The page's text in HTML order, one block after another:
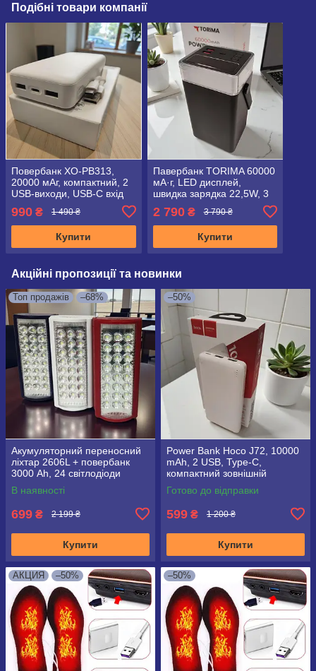
Подібні товари компанії
Повербанк XO-PB313,
20000 мАг, компактний, 2
USB-виходи, USB-C вхід
990 ₴ 1 490 ₴
Купити
Павербанк TORIMA 60000
мА·г, LED дисплей,
швидка зарядка 22,5W, 3
2 790₴ 3 790 ₴
Купити
Акційні пропозиції та новинки
Топ продажів –68%
Акумуляторний переносний
ліхтар 2606L + повербанк
3000 Ah, 24 світлодіоди
В наявності
699 ₴ 2 199 ₴
Купити
–50%
Power Bank Hoco J72, 10000
mAh, 2 USB, Type-C,
компактний зовнішній
акумулятор зі світлодіодним
індикатором
Готово до відправки
599 ₴ 1 200 ₴
Купити
АКЦИЯ –50% –50%